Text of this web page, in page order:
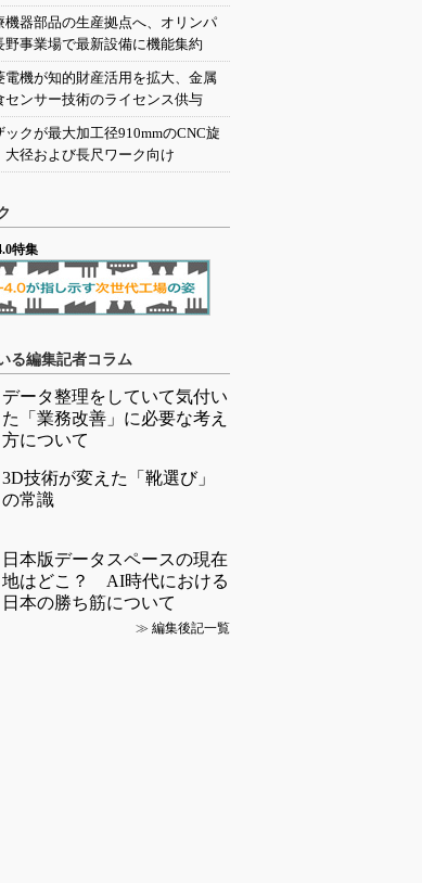
機器部品の生産拠点へ、オリンパ
野事業場で最新設備に機能集約
電機が知的財産活用を拡大、金属
センサー技術のライセンス供与
ックが最大加工径910mmのCNC旋
大径および長尺ワーク向け
特集
る編集記者コラム
データ整理をしていて気付い
た「業務改善」に必要な考え
方について
3D技術が変えた「靴選び」
の常識
日本版データスペースの現在
地はどこ？ AI時代における
日本の勝ち筋について
≫ 編集後記一覧